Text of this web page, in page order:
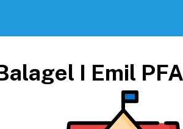
I Emil PFA